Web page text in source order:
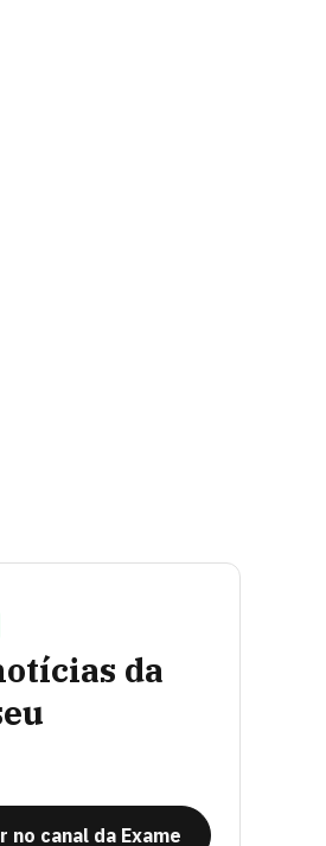
da
no canal da Exame